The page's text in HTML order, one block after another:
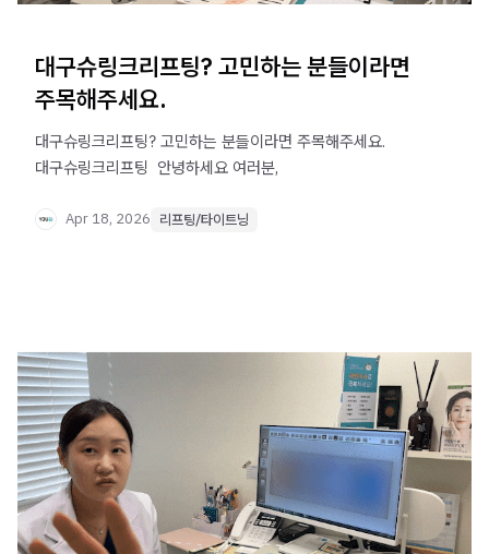
대구슈링크리프팅? 고민하는 분들이라면
주목해주세요.
대구슈링크리프팅? 고민하는 분들이라면 주목해주세요.
대구슈링크리프팅 ​ 안녕하세요 여러분,
Apr 18, 2026 리프팅/타이트닝